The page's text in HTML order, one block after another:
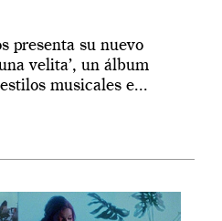
presenta su nuevo
velita’, un álbum
musicales e...